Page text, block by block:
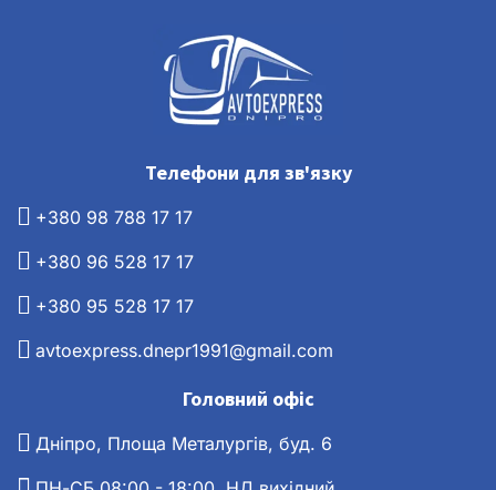
Телефони для зв'язку
+380 98 788 17 17
+380 96 528 17 17
+380 95 528 17 17
avtoexpress.dnepr1991@gmail.com
Головний офіс
Дніпро, Площа Металургів, буд. 6